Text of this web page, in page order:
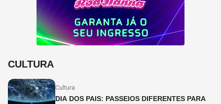
CULTURA
Cultura
DIA DOS PAIS: PASSEIOS DIFERENTES PARA